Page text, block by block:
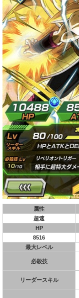
属性
超速
HP
8516
最大レベル
必殺技
リーダースキル